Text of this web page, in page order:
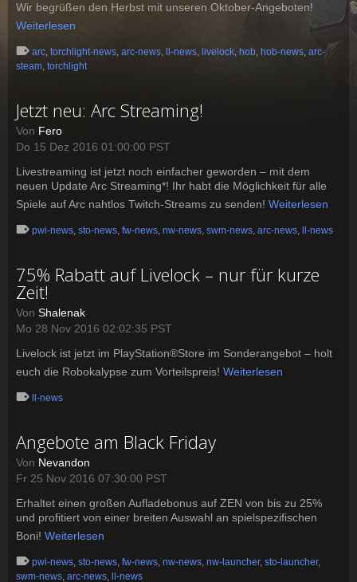
Pусский
Español
Wir begrüßen den Herbst mit unseren Oktober-Angeboten!
Weiterlesen
arc, torchlight-news, arc-news, ll-news, livelock, hob, hob-news, arc-
steam, torchlight
Jetzt neu: Arc Streaming!
Von Fero
Do 15 Dez 2016 01:00:00 PST
Livestreaming ist jetzt noch einfacher geworden – mit dem
neuen Update Arc Streaming*! Ihr habt die Möglichkeit für alle
Spiele auf Arc nahtlos Twitch-Streams zu senden! Weiterlesen
pwi-news, sto-news, fw-news, nw-news, swm-news, arc-news, ll-news
75% Rabatt auf Livelock – nur für kurze
Zeit!
Von Shalenak
Mo 28 Nov 2016 02:02:35 PST
Livelock ist jetzt im PlayStation®Store im Sonderangebot – holt
euch die Robokalypse zum Vorteilspreis! Weiterlesen
ll-news
Angebote am Black Friday
Von Nevandon
Fr 25 Nov 2016 07:30:00 PST
Erhaltet einen großen Aufladebonus auf ZEN von bis zu 25%
und profitiert von einer breiten Auswahl an spielspezifischen
Boni! Weiterlesen
pwi-news, sto-news, fw-news, nw-news, nw-launcher, sto-launcher,
swm-news, arc-news, ll-news